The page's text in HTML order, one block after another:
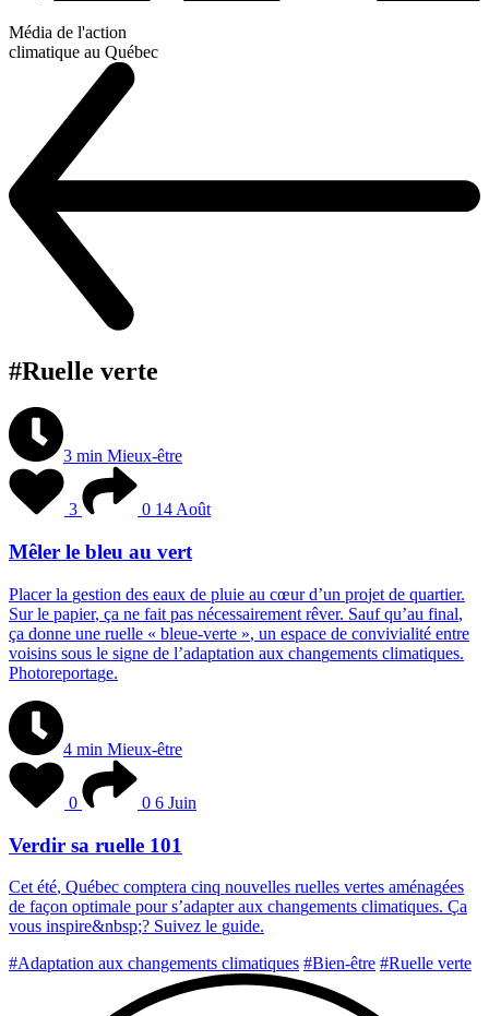
Média de l'action
climatique au Québec
#Ruelle verte
3 min Mieux-être
3 0 14 Août
Mêler le bleu au vert
Placer la gestion des eaux de pluie au cœur d’un projet de quartier.
Sur le papier, ça ne fait pas nécessairement rêver. Sauf qu’au final,
ça donne une ruelle « bleue-verte », un espace de convivialité entre
voisins sous le signe de l’adaptation aux changements climatiques.
Photoreportage.
4 min Mieux-être
0 0 6 Juin
Verdir sa ruelle 101
Cet été, Québec comptera cinq nouvelles ruelles vertes aménagées
de façon optimale pour s’adapter aux changements climatiques. Ça
vous inspire&nbsp;? Suivez le guide.
#Adaptation aux changements climatiques #Bien-être #Ruelle verte